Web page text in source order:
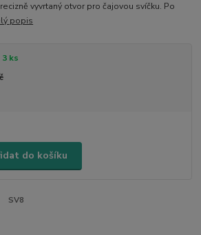
vyvrtaný otvor pro čajovou svíčku. Po
popis
ks
do košíku
SV8